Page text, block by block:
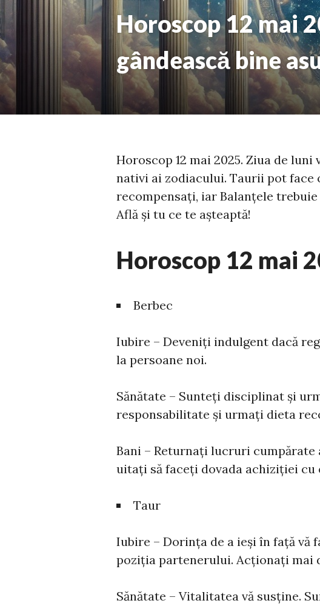
Horoscop 12 mai
gândească bine
Horoscop 12 mai 2025. Ziua de
nativi ai zodiacului. Taurii pot face
recompensați, iar Balanțele trebuie
Află și tu ce te așteaptă!
Horoscop 12 mai
Berbec
Iubire – Deveniți indulgent dacă
la persoane noi.
Sănătate – Sunteți disciplinat și
responsabilitate și urmați dieta
Bani – Returnați lucruri
uitați să faceți dovada achiziției cu
Taur
Iubire – Dorința de a ieși în față vă
poziția partenerului. Acționați mai
Sănătate – Vitalitatea vă susține.